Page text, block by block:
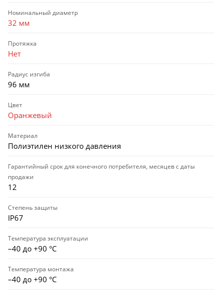
Номинальный диаметр
32 мм
Протяжка
Нет
Радиус изгиба
96 мм
Цвет
Оранжевый
Материал
Полиэтилен низкого давления
Гарантийный срок для конечного потребителя, месяцев с даты
продажи
12
Степень защиты
IP67
Температура эксплуатации
–40 до +90 °С
Температура монтажа
–40 до +90 °С